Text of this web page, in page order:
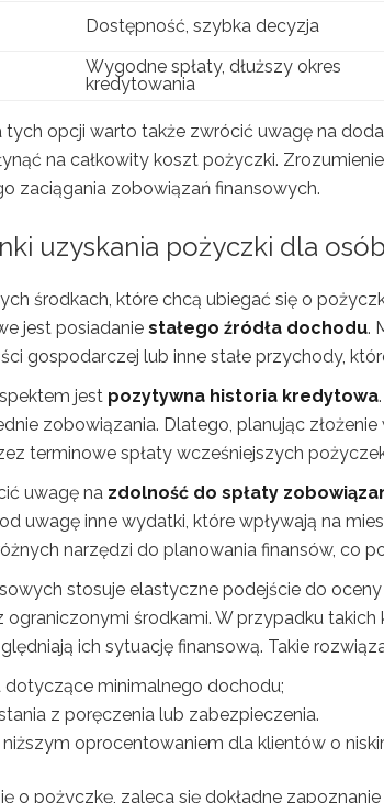
Dostępność, szybka decyzja
Wygodne spłaty, dłuższy okres
kredytowania
tych opcji warto także zwrócić uwagę na
na całkowity koszt pożyczki.
zaciągania zobowiązań finansowych.
uzyskania pożyczki dla
środkach, które chcą ubiegać się o
jest posiadanie stałego źródła dochodu.
gospodarczej lub inne stałe przychody,
jest pozytywna historia kredytowa
zobowiązania. Dlatego, planując
terminowe spłaty wcześniejszych
uwagę na zdolność do spłaty
uwagę inne wydatki, które wpływają na
narzędzi do planowania finansów, co
stosuje elastyczne podejście do
środkami. W przypadku
ich sytuację finansową. Takie
dotyczące minimalnego dochodu;
z poręczenia lub zabezpieczenia.
oprocentowaniem dla klientów o
o pożyczkę, zaleca się dokładne